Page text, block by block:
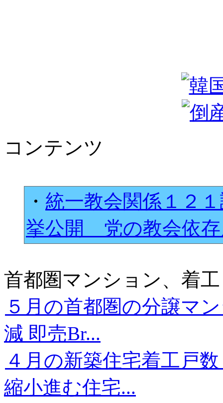
コンテンツ
・ 統一教会関係１２
挙公開 党の教会依
首都圏マンション、着
５月の首都圏の分譲マ
減 即売Br...
４月の新築住宅着工戸
縮小進む住宅...